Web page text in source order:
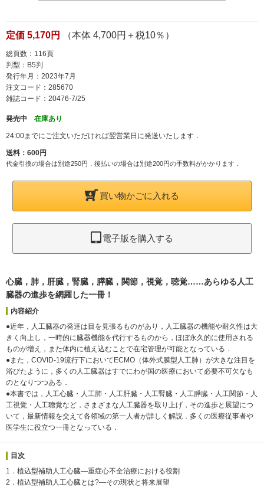
定価 5,170円 （本体 4,700円＋税10％）
総頁数：116頁
判型：B5判
発行年月：2023年7月
注文コード：285670
雑誌コード：20476-7/25
発売中 在庫あり
24:00までにご注文いただければ翌営業日に発送いたします．
送料：600円
代金引換の場合は別途250円，後払いの場合は別途200円の手数料がかかります．
買い物かごに入れる
電子版を購入する
心臓，肺，肝臓，腎臓，膵臓，関節，視覚，聴覚……あらゆる人工
臓器の進歩を網羅した一冊！
内容紹介
●近年，人工臓器の発達は目を見張るものがあり，人工臓器の機能や耐久性は大
きく向上し，一時的に臓器機能を代行するものから，ほぼ永久的に使用される
ものが増え，また体内に植え込むことで在宅管理が可能となっている．
●また，COVID-19流行下においてECMO（体外式膜型人工肺）が大きな注目を
浴びたように，多くの人工臓器はすでにわが国の医療において必要不可欠なも
のとなりつつある．
●本書では，人工心臓・人工肺・人工肝臓・人工腎臓・人工膵臓・人工関節・人
工視覚・人工聴覚など，さまざまな人工臓器を取り上げ，その進歩と展望につ
いて，最新情報を交えて各領域の第一人者が詳しく解説．多くの医療従事者や
医学生に役立つ一冊となっている．
目次
1．植込型補助人工心臓―重症心不全治療における役割
2．植込型補助人工心臓とは?―その現状と将来展望